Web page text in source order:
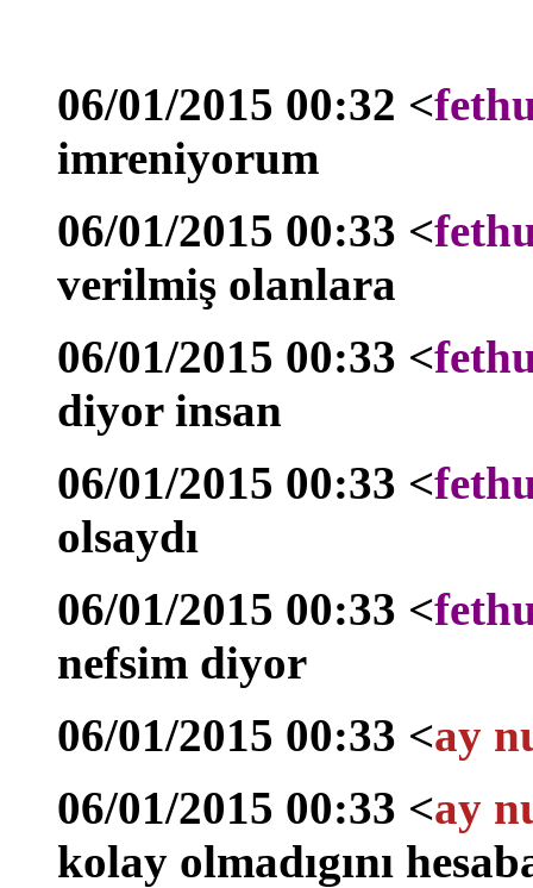
06/01/2015 00:32 <
imreniyorum
06/01/2015 00:33 <
verilmiş olanlara
06/01/2015 00:33 <
diyor insan
06/01/2015 00:33 <
olsaydı
06/01/2015 00:33 <
nefsim diyor
06/01/2015 00:33 <ay
06/01/2015 00:33 <ay
kolay olmadıgını